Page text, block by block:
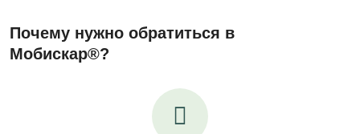
Почему нужно обратиться в
Мобискар®?